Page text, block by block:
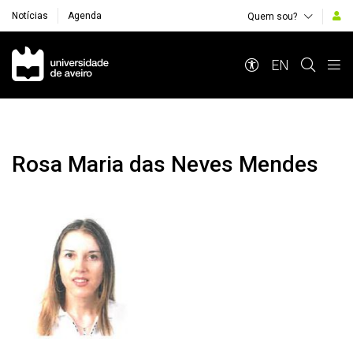
Notícias Agenda Quem sou?
Navegação Principal
EN
Rosa Maria das Neves Mendes